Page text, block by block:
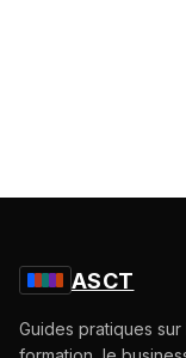
ASCT
Guides pratiques